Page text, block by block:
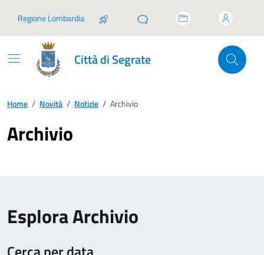
Regione Lombardia
Città di Segrate
Home / Novità / Notizie / Archivio
Archivio
Esplora Archivio